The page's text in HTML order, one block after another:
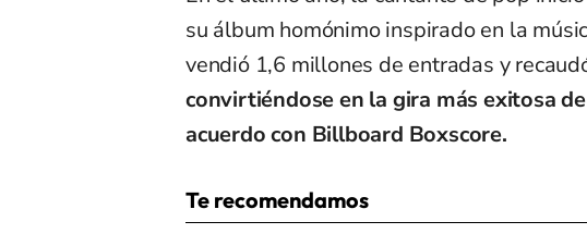
su álbum homónimo inspirado en la
vendió 1,6 millones de entradas y
convirtiéndose en la gira más exitosa
acuerdo con Billboard Boxscore.
Te recomendamos